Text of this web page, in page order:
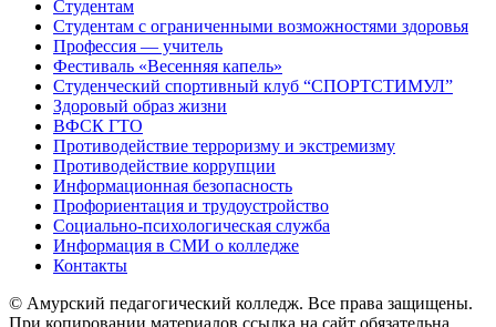
Студентам
Студентам с ограниченными возможностями здоровья
Профессия — учитель
Фестиваль «Весенняя капель»
Студенческий спортивный клуб “СПОРТСТИМУЛ”
Здоровый образ жизни
ВФСК ГТО
Противодействие терроризму и экстремизму
Противодействие коррупции
Информационная безопасность
Профориентация и трудоустройство
Социально-психологическая служба
Информация в СМИ о колледже
Контакты
© Амурский педагогический колледж. Все права защищены.
При копировании материалов ссылка на сайт обязательна.